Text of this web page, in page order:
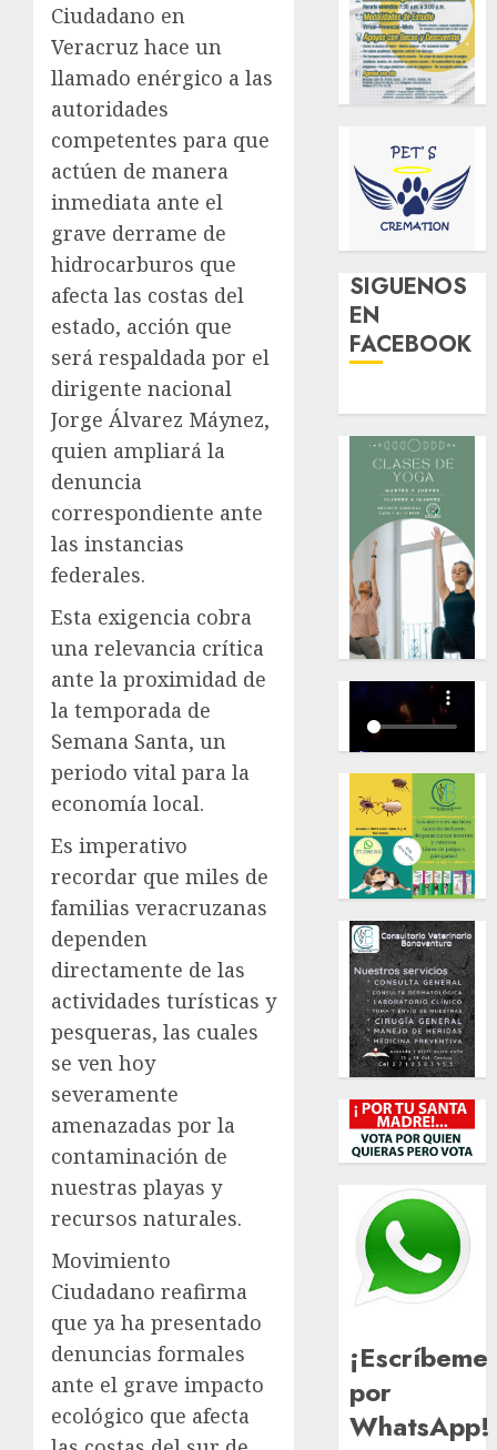
Ciudadano en
Veracruz hace un
llamado enérgico a las
autoridades
competentes para que
actúen de manera
inmediata ante el
grave derrame de
hidrocarburos que
afecta las costas del
estado, acción que
será respaldada por el
dirigente nacional
Jorge Álvarez Máynez,
quien ampliará la
denuncia
correspondiente ante
las instancias
federales.
Esta exigencia cobra
una relevancia crítica
ante la proximidad de
la temporada de
Semana Santa, un
periodo vital para la
economía local.
Es imperativo
recordar que miles de
familias veracruzanas
dependen
directamente de las
actividades turísticas y
pesqueras, las cuales
se ven hoy
severamente
amenazadas por la
contaminación de
nuestras playas y
recursos naturales.
Movimiento
Ciudadano reafirma
que ya ha presentado
denuncias formales
ante el grave impacto
ecológico que afecta
SIGUENOS
EN
FACEBOOK
¡Escríbeme
por
WhatsApp!